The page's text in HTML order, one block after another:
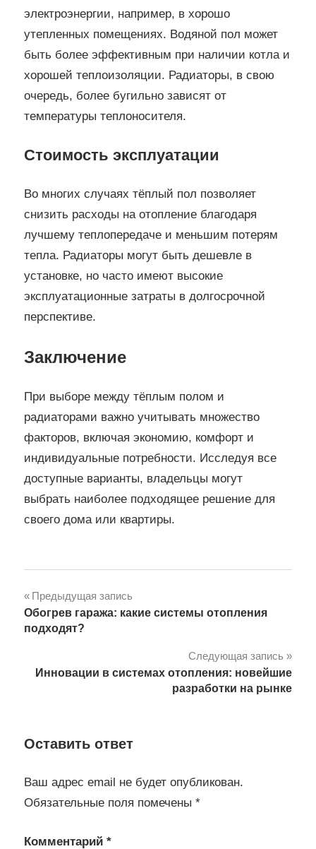
электроэнергии, например, в хорошо
утепленных помещениях. Водяной пол может
быть более эффективным при наличии котла и
хорошей теплоизоляции. Радиаторы, в свою
очередь, более бугильно зависят от
температуры теплоносителя.
Стоимость эксплуатации
Во многих случаях тёплый пол позволяет
снизить расходы на отопление благодаря
лучшему теплопередаче и меньшим потерям
тепла. Радиаторы могут быть дешевле в
установке, но часто имеют высокие
эксплуатационные затраты в долгосрочной
перспективе.
Заключение
При выборе между тёплым полом и
радиаторами важно учитывать множество
факторов, включая экономию, комфорт и
индивидуальные потребности. Исследуя все
доступные варианты, владельцы могут
выбрать наиболее подходящее решение для
своего дома или квартиры.
Навигация
по
Предыдущая запись
Обогрев гаража: какие системы отопления
подходят?
Следующая запись
Инновации в системах отопления: новейшие
разработки на рынке
Оставить ответ
Ваш адрес email не будет опубликован.
Обязательные поля помечены *
Комментарий *